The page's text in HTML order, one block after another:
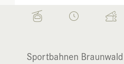
Sportbahnen Braunwald